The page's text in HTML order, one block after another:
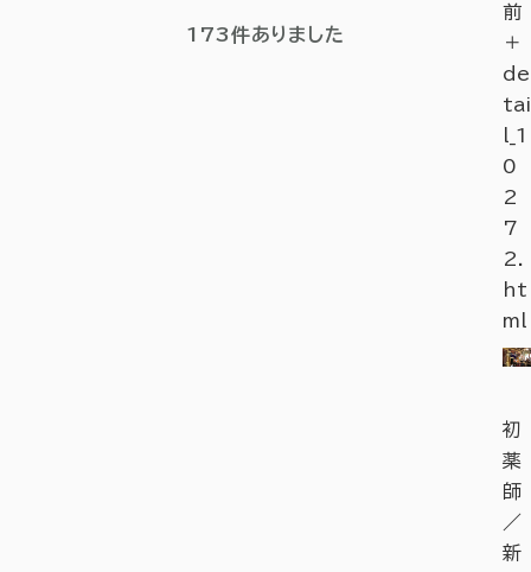
173件ありました
前
＋
de
tai
l_1
0
2
7
2.
ht
ml
初
薬
師
／
新